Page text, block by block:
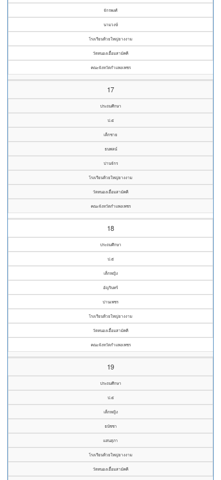
จักรพงศ์
นามวงษ์
โรงเรียนห้วยใหญ่ยางงาม
วัดหนองเอื้อมสามัคคี
คณะจังหวัดกำแพงเพชร
17
ประถมศึกษา
ป.๕
เด็กชาย
ธนพลน์
ปานจักร
โรงเรียนห้วยใหญ่ยางงาม
วัดหนองเอื้อมสามัคคี
คณะจังหวัดกำแพงเพชร
18
ประถมศึกษา
ป.๕
เด็กหญิง
อัญรินทร์
ปานเพชร
โรงเรียนห้วยใหญ่ยางงาม
วัดหนองเอื้อมสามัคคี
คณะจังหวัดกำแพงเพชร
19
ประถมศึกษา
ป.๕
เด็กหญิง
ธนัชชา
แสนสุภา
โรงเรียนห้วยใหญ่ยางงาม
วัดหนองเอื้อมสามัคคี